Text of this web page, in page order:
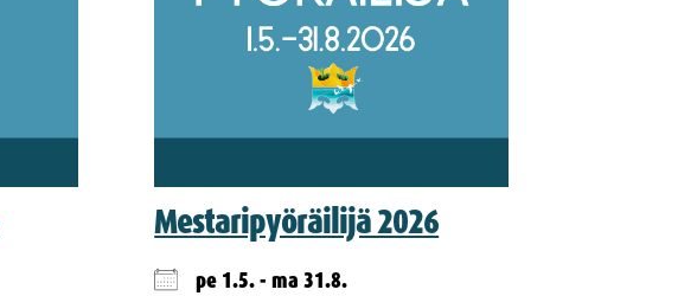
Mestaripyöräilijä 2026
pe 1.5. - ma 31.8.